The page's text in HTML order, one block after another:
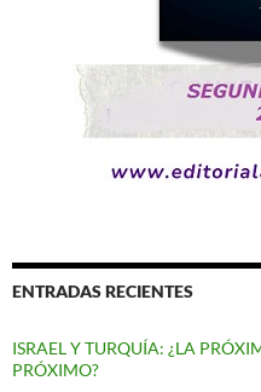
ENTRADAS RECIENTES
ISRAEL Y TURQUÍA: ¿LA
PRÓXIMO?